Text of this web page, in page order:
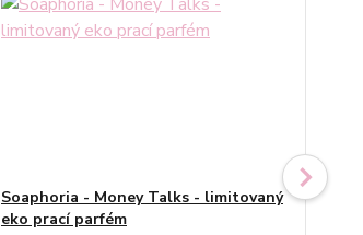
Soaphoria - Money Talks - limitovaný
eko prací parfém